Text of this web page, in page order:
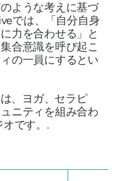
ような考えに基づ
では、「自分自身
力を合わせる」と
合意識を呼び起こ
の一員にするとい
、ヨガ、セラピ
ニティを組み合わ
です。.